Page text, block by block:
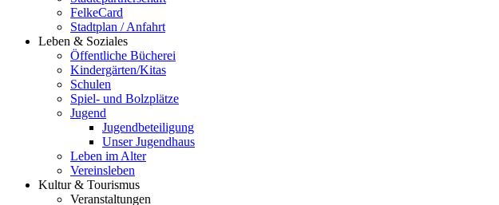
FelkeCard
Stadtplan / Anfahrt
Leben & Soziales
Öffentliche Bücherei
Kindergärten/Kitas
Schulen
Spiel- und Bolzplätze
Jugend
Jugendbeteiligung
Unser Jugendhaus
Leben im Alter
Vereinsleben
Kultur & Tourismus
Veranstaltungen